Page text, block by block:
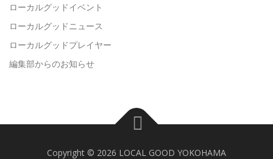
ローカルグッドイベント
ローカルグッドニュース
ローカルグッドプレイヤー
編集部からのお知らせ
Copyright © 2026 LOCAL GOOD YOKOHAMA